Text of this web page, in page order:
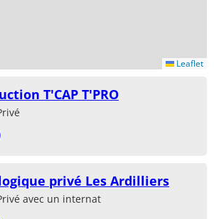
Leaflet
T'CAP T'PRO
privé Les Ardilliers
avec un internat